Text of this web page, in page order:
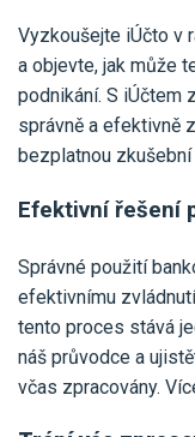
Vyzkoušejte iÚčto v
a objevte, jak může
podnikání. S iÚčtem
správně a efektivně
bezplatnou
Efektivní řešení
Správné použití
efektivnímu
tento proces stává
náš průvodce a
včas zpracovány.